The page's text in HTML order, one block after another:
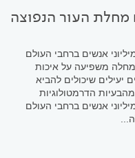
העור הנפוצה
אנשים ברחבי העולם
משפיעה על איכות
יעילים שיכולים להביא
הדרמטולוגיות
אנשים ברחבי העולם